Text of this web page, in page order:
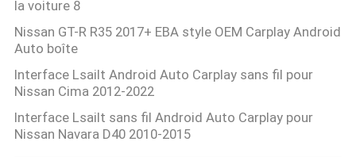
la voiture 8
Nissan GT-R R35 2017+ EBA style OEM Carplay Android
Auto boîte
Interface Lsailt Android Auto Carplay sans fil pour
Nissan Cima 2012-2022
Interface Lsailt sans fil Android Auto Carplay pour
Nissan Navara D40 2010-2015